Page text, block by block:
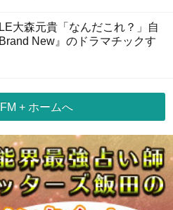
大森元貴「なんだこれ？」自
New』のドラマチックす
+ ホームへ